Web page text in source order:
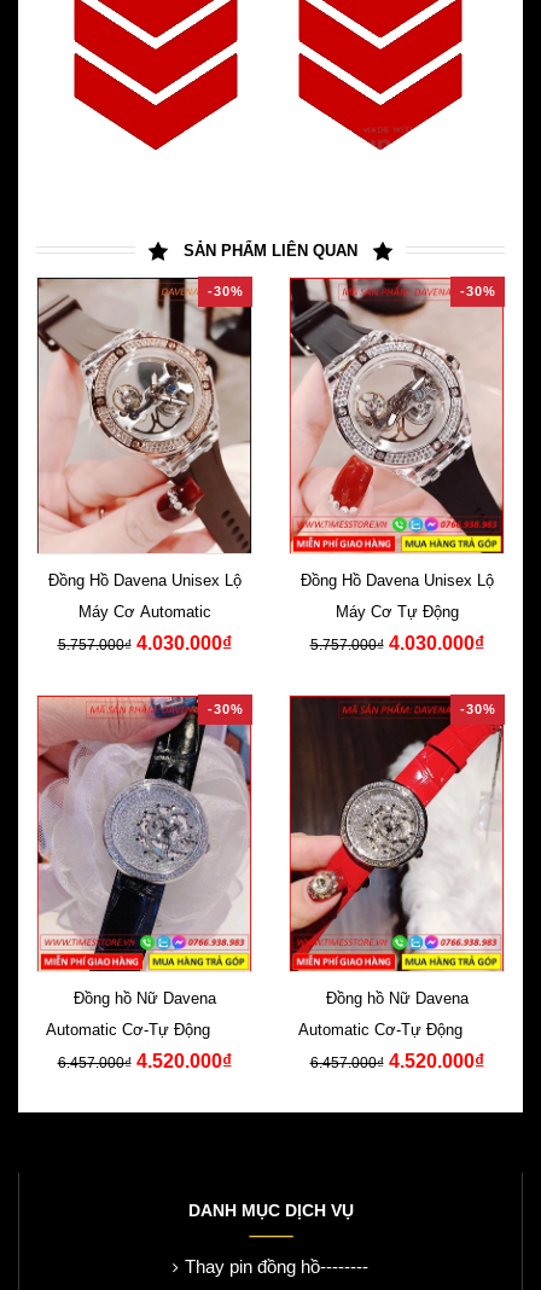
SẢN PHẨM LIÊN QUAN
-30%
Đồng Hồ Davena Unisex Lộ
Máy Cơ Automatic
5.757.000₫ 4.030.000₫
-30%
Đồng Hồ Davena Unisex Lộ
Máy Cơ Tự Động
5.757.000₫ 4.030.000₫
-30%
Đồng hồ Nữ Davena
Automatic Cơ-Tự Động Dây
Da Đen Swarovski
6.457.000₫ 4.520.000₫
-30%
Đồng hồ Nữ Davena
Automatic Cơ-Tự Động Dây
Da Đỏ Swarovski
6.457.000₫ 4.520.000₫
DANH MỤC DỊCH VỤ
Thay pin đồng hồ--------